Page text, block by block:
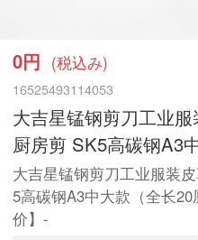
0円 (税込み)
16525493114053
大吉星锰钢剪刀工业
厨房剪 SK5高碳钢A3
大吉星锰钢剪刀工业服装
5高碳钢A3中大款（全长
价】-